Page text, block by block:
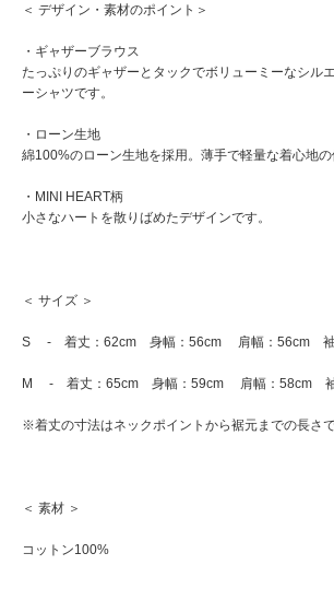
＜ デザイン・素材のポイント＞
・ギャザーブラウス
たっぷりのギャザーとタックでボリューミーなシル
ーシャツです。
・ローン生地
綿100%のローン生地を採用。薄手で軽量な着心地の
・MINI HEART柄
小さなハートを散りばめたデザインです。
＜ サイズ ＞
S - 着丈：62cm 身幅：56cm 肩幅：56cm 袖
M - 着丈：65cm 身幅：59cm 肩幅：58cm 袖
※着丈の寸法はネックポイントから裾元までの長さで
＜ 素材 ＞
コットン100%